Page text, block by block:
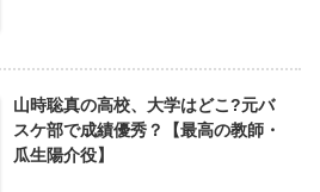
山時聡真の高校、大学はどこ?元バ
スケ部で成績優秀？【最高の教師・
瓜生陽介役】